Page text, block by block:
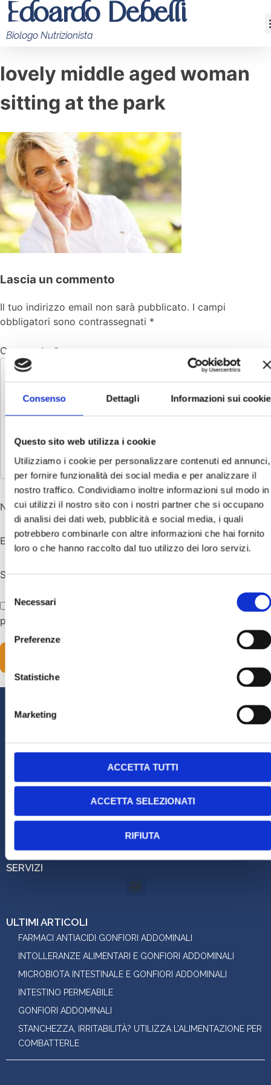
Consenso Dettagli Informazioni sui cookie
Questo sito web utilizza i cookie
Utilizziamo i cookie per personalizzare contenuti ed annunci,
per fornire funzionalità dei social media e per analizzare il
nostro traffico. Condividiamo inoltre informazioni sul modo in
cui utilizzi il nostro sito con i nostri partner che si occupano
di analisi dei dati web, pubblicità e social media, i quali
potrebbero combinarle con altre informazioni che hai fornito
loro o che hanno raccolto dal tuo utilizzo dei loro servizi.
del
consenso
Necessari
Preferenze
Statistiche
Marketing
ACCETTA TUTTI
ACCETTA SELEZIONATI
RIFIUTA
Edoardo Debelli
Biologo Nutrizionista
lovely middle aged woman
sitting at the park
Lascia un commento
Il tuo indirizzo email non sarà pubblicato. I campi
obbligatori sono contrassegnati *
Commento *
Nome*
Email*
Sito web
Salva il mio nome, email e sito web in questo browser
per la prossima volta che commento.
STUDIO:
Via Piave 40 - Mestre (VE) Studio Maria Agosto
SERVIZI
ULTIMI ARTICOLI
FARMACI ANTIACIDI GONFIORI ADDOMINALI
INTOLLERANZE ALIMENTARI E GONFIORI ADDOMINALI
MICROBIOTA INTESTINALE E GONFIORI ADDOMINALI
INTESTINO PERMEABILE
GONFIORI ADDOMINALI
STANCHEZZA, IRRITABILITÀ? UTILIZZA L’ALIMENTAZIONE PER
COMBATTERLE